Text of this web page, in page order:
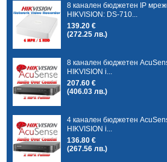
8 канален бюджетен IP
HIKVISION: DS-710...
139.20 €
(272.25 лв.)
8 канален бюджетен
HIKVISION i...
207.60 €
(406.03 лв.)
4 канален бюджетен
HIKVISION i...
136.80 €
(267.56 лв.)